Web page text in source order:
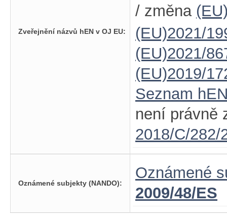
Zveřejnění názvů hEN v OJ EU:
/ změna
(EU)2021/
(EU)2021/
(EU)2019/
Seznam
není právně
2018/C/282/
Oznámené subjekty (NANDO):
Oznámené
2009/48/ES